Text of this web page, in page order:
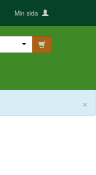
Min sida
×